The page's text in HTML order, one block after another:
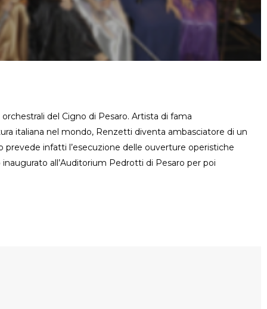
del Cigno di Pesaro. Artista di fama
italiana nel mondo, Renzetti diventa ambasciatore di un
infatti l’esecuzione delle ouverture operistiche
all’Auditorium Pedrotti di Pesaro per poi